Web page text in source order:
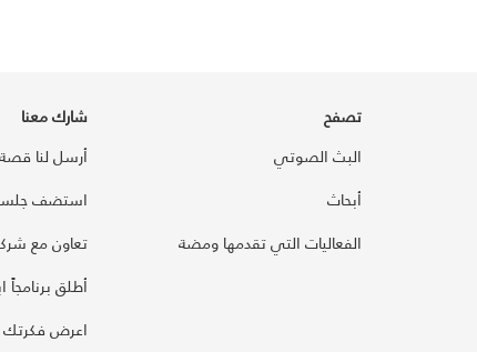
تصفح
البث الصوتي
أبحاث
الفعاليات التي تقدمها ومضة
شارك معنا
أرسل لنا قصة
استضف
تعاون مع
أطلق برنامجاً
اعرض